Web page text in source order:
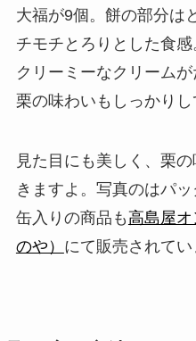
大福が9個。餅の部分は
チモチとろりとした食
クリーミーなクリームが
栗の味わいもしっかりし
見た目にも美しく、栗
きますよ。写真のはパ
缶入りの商品も高島屋
のや） にて販売されてい